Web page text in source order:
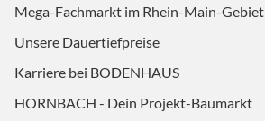
Mega-Fachmarkt im Rhein-Main-Gebiet
Unsere Dauertiefpreise
Karriere bei BODENHAUS
HORNBACH - Dein Projekt-Baumarkt